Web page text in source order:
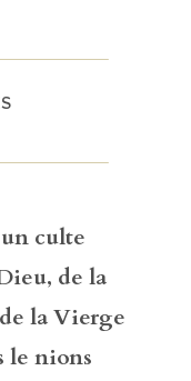
culte
de la
la Vierge
le nions